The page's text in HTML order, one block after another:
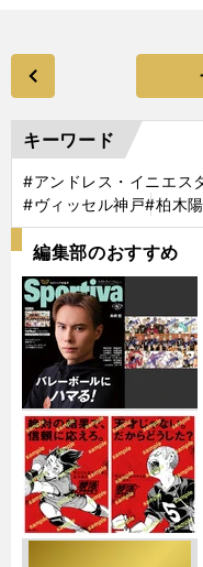
キーワード
#アンドレス・イニエス
#ヴィッセル神戸#柏木
編集部のおすすめ